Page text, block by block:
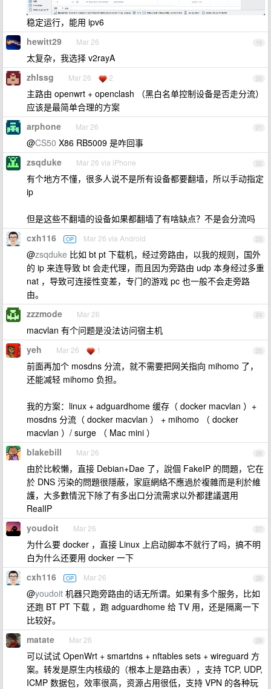
稳定运行，能用 ipv6
19
hewitt29 Mar 26
太复杂，我选择 v2rayA
20
zhlssg Mar 26 2
主路由 openwrt + openclash （黑白名单控制设备是否走分流）
应该是最简单合理的方案
21
arphone Mar 26
@CS50 X86 RB5009 是咋回事
22
zsqduke Mar 26 via iPhone
有个地方不懂，很多人说不是所有设备都要翻墙，所以手动指定
ip
但是这些不翻墙的设备如果都翻墙了有啥缺点？不是会分流吗
23
cxh116 OP Mar 26 via Android
@zsqduke 比如 bt pt 下载机，经过旁路由，以我的规则，国外
的 ip 来连导致 bt 会走代理，而且因为旁路由 udp 本身经过多重
nat ，导致可连接性变差，专门的游戏 pc 也一般不会走旁路
由。
24
zzzmode Mar 26
macvlan 有个问题是没法访问宿主机
25
yeh Mar 26 1
前面再加个 mosdns 分流，就不需要把网关指向 mihomo 了，
还能减轻 mihomo 负担。
我的方案：linux + adguardhome 缓存（ docker macvlan ）+
mosdns 分流（ docker macvlan ） + mihomo （ docker
macvlan ）/ surge （ Mac mini ）
26
blakebill Mar 26
由於比較懶，直接 Debian+Dae 了，說個 FakeIP 的問題，它在
於 DNS 污染的問題很隱蔽，家庭網絡不應過於複雜而是利於維
護，大多數情況下除了有多出口分流需求以外都建議選用
RealIP
27
youdoit Mar 26
为什么要 docker ，直接 Linux 上启动脚本不就行了吗，搞不明
白为什么还要用 docker 一下
28
cxh116 OP Mar 26
@youdoit 机器只跑旁路由的话无所谓。如果有多个服务，比如
还跑 BT PT 下载 ，跑 adguardhome 给 TV 用，还是隔离一下
比较好。
29
matate Mar 26
可以试试 OpenWrt + smartdns + nftables sets + wireguard 方
案。转发是原生内核级的（根本上是路由表），支持 TCP, UDP,
ICMP 数据包，效率很高，资源占用很低，支持 VPN 的各种玩